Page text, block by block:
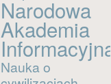
Narodowa
Akademia
Informacyjna
Nauka o